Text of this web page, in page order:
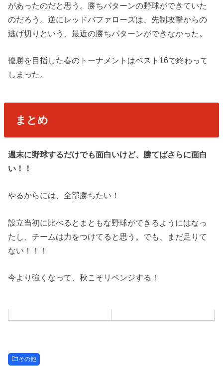
があったのだと思う。勝ちパターンの野球ができていた
のだろう。逆にレッドバファローズは、先制攻撃からの
逃げ切りという、最近の勝ちパターンができなかった。
優勝を目指した春のトーナメントはベスト16で終わって
しまった。
まとめ
週末に野球するだけでも面白いけど、勝てばさらに面白
い！！
やるからには、全部勝ちたい！
設立当初に比べるとまともな野球ができるようにはなっ
たし、チームは力をつけてると思う。でも、まだ足りて
ない！！！
今より強くなって、秋こそリベンジする！
その他